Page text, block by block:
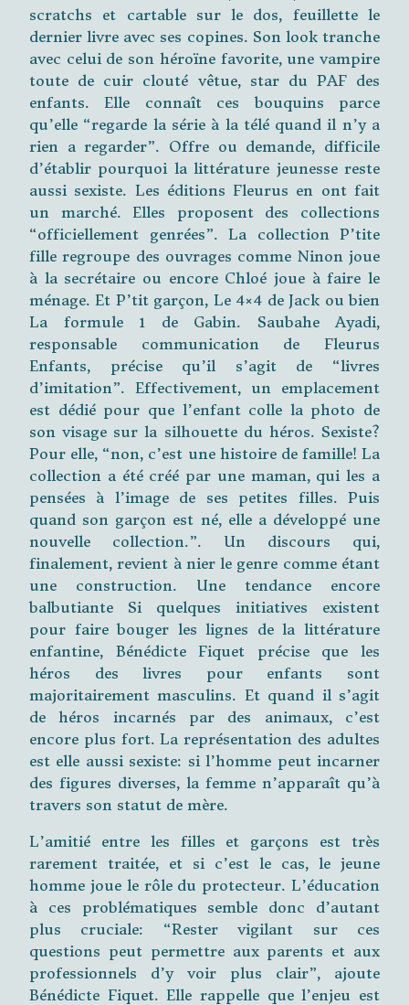
scratchs et cartable sur le dos, feuillette le
dernier livre avec ses copines. Son look tranche
avec celui de son héroïne favorite, une vampire
toute de cuir clouté vêtue, star du PAF des
enfants. Elle connaît ces bouquins parce
qu’elle “regarde la série à la télé quand il n’y a
rien a regarder”. Offre ou demande, difficile
d’établir pourquoi la littérature jeunesse reste
aussi sexiste. Les éditions Fleurus en ont fait
un marché. Elles proposent des collections
“officiellement genrées”. La collection P’tite
fille regroupe des ouvrages comme Ninon joue
à la secrétaire ou encore Chloé joue à faire le
ménage. Et P’tit garçon, Le 4×4 de Jack ou bien
La formule 1 de Gabin. Saubahe Ayadi,
responsable communication de Fleurus
Enfants, précise qu’il s’agit de “livres
d’imitation”. Effectivement, un emplacement
est dédié pour que l’enfant colle la photo de
son visage sur la silhouette du héros. Sexiste?
Pour elle, “non, c’est une histoire de famille! La
collection a été créé par une maman, qui les a
pensées à l’image de ses petites filles. Puis
quand son garçon est né, elle a développé une
nouvelle collection.”. Un discours qui,
finalement, revient à nier le genre comme étant
une construction. Une tendance encore
balbutiante Si quelques initiatives existent
pour faire bouger les lignes de la littérature
enfantine, Bénédicte Fiquet précise que les
héros des livres pour enfants sont
majoritairement masculins. Et quand il s’agit
de héros incarnés par des animaux, c’est
encore plus fort. La représentation des adultes
est elle aussi sexiste: si l’homme peut incarner
des figures diverses, la femme n’apparaît qu’à
travers son statut de mère.
L’amitié entre les filles et garçons est très
rarement traitée, et si c’est le cas, le jeune
homme joue le rôle du protecteur. L’éducation
à ces problématiques semble donc d’autant
plus cruciale: “Rester vigilant sur ces
questions peut permettre aux parents et aux
professionnels d’y voir plus clair”, ajoute
Bénédicte Fiquet. Elle rappelle que l’enjeu est